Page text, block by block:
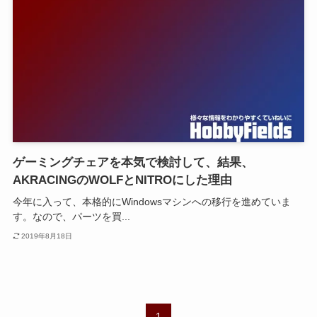
ゲーミングチェアを本気で検討して、結果、
AKRACINGのWOLFとNITROにした理由
今年に入って、本格的にWindowsマシンへの移行を進めていま
す。なので、パーツを買...
2019年8月18日